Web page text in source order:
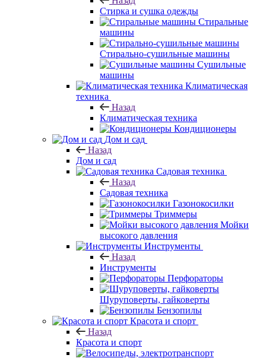
Стирка и сушка одежды
Стиральные
машины
Стирально-сушильные машины
Сушильные
машины
Климатическая
техника
Назад
Климатическая техника
Кондиционеры
Дом и сад
Назад
Дом и сад
Садовая техника
Назад
Садовая техника
Газонокосилки
Триммеры
Мойки
высокого давления
Инструменты
Назад
Инструменты
Перфораторы
Шуруповерты, гайковерты
Бензопилы
Красота и спорт
Назад
Красота и спорт